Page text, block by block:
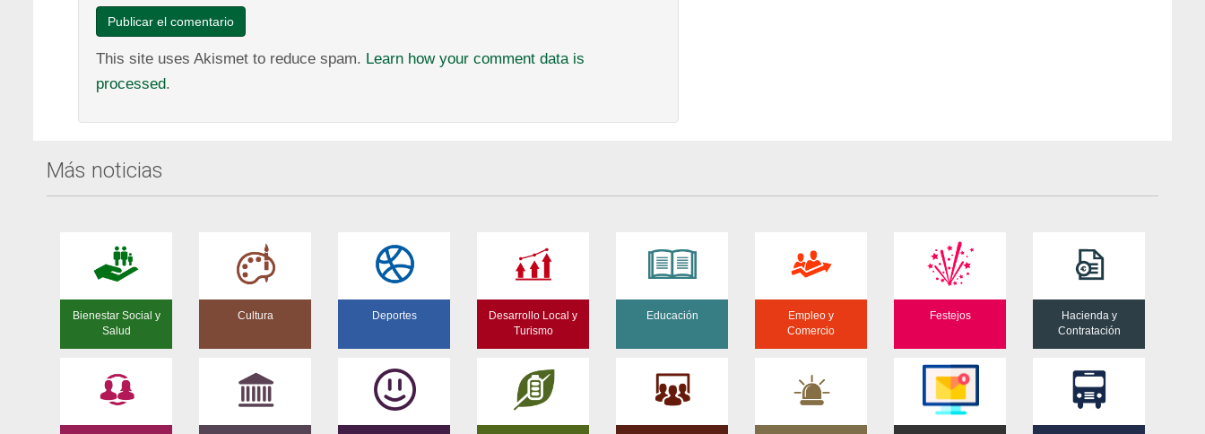
This site uses Akismet to reduce spam. Learn how your comment data is
processed.
Más noticias
Bienestar Social y
Salud
Cultura Deportes
Desarrollo Local y
Turismo
Educación
Empleo y
Comercio
Festejos
Hacienda y
Contratación